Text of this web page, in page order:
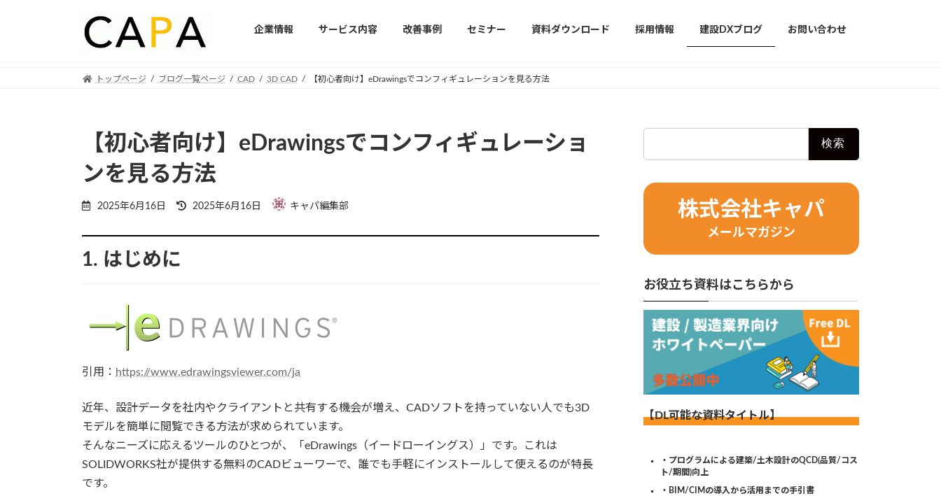
企業情報 サービス内容 改善事例 セミナー 資料ダウンロード 採用情報 建設DXブログ お問い合わせ
トップページ ブログ一覧ページ CAD 3D CAD 【初心者向け】eDrawingsでコンフィギュレーションを見る方法
【初心者向け】eDrawingsでコンフィギュレーショ
ンを見る方法
2025年6月16日
Last
updated
2025年6月16日 キャパ編集部
1. はじめに
引用： https://www.edrawingsviewer.com/ja
近年、設計データを社内やクライアントと共有する機会が増え、CADソフトを持っていない人でも3D
モデルを簡単に閲覧できる方法が求められています。
そんなニーズに応えるツールのひとつが、「eDrawings（イードローイングス）」です。これは
SOLIDWORKS社が提供する無料のCADビューワーで、誰でも手軽にインストールして使えるのが特長
です。
株式会社キャパ
メールマガジン
お役立ち資料はこちらから
【DL可能な資料タイトル】
・プログラムによる建築/土木設計のQCD(品質/コス
ト/期間)向上
・BIM/CIMの導入から活用までの手引書